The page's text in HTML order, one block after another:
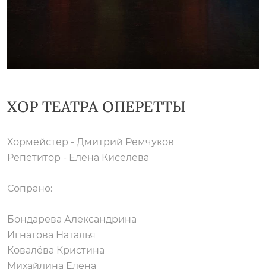
ХОР ТЕАТРА ОПЕРЕТТЫ
Хормейстер - Дмитрий Ремчуков
Репетитор - Елена Киселева
Сопрано:
Бондарева Александрина
Игнатова Наталья
Ковалёва Кристина
Михайлина Елена